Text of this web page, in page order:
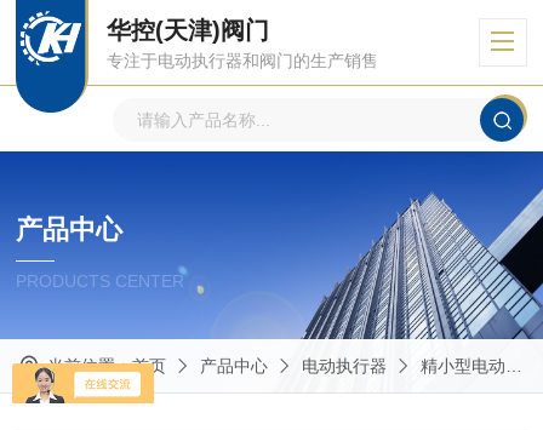
华控(天津)阀门
专注于电动执行器和阀门的生产销售
产品中心
PRODUCTS CENTER
当前位置：首页 产品中心 电动执行器 精小型电动执行器